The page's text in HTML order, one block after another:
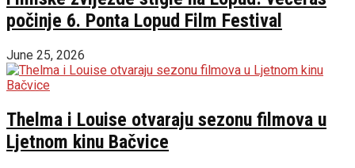
počinje 6. Ponta Lopud Film Festival
June 25, 2026
Thelma i Louise otvaraju sezonu filmova u
Ljetnom kinu Bačvice